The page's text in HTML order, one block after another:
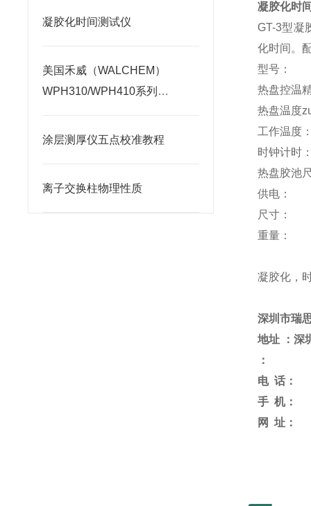
凝胶化时间测试仪
美国禾威（WALCHEM）
WPH310/WPH410系列
涂层测厚仪五点校准教程
离子交换柱物理性质
凝胶化时
GT-3型凝
化时间。
型号：
热盘控温
热盘温度
工作温度
时钟计时
热盘胶池
供电：
尺寸：
重量：
凝胶化，
深圳市瑞
地址
：
：
电 话：
手 机：
网
址：